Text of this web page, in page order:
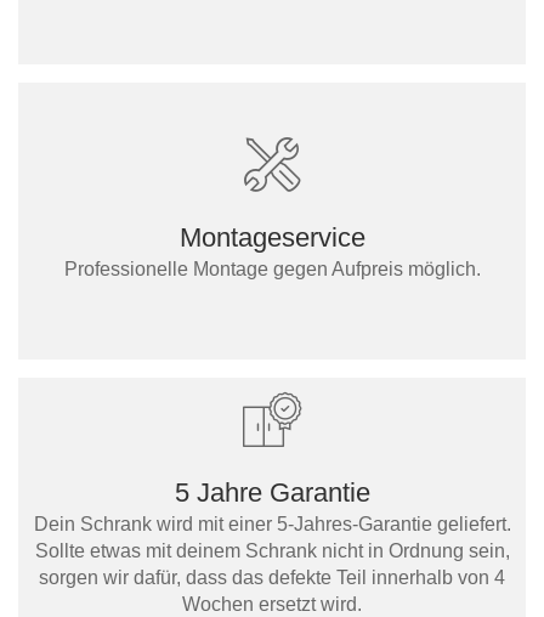
Montageservice
Professionelle Montage gegen Aufpreis möglich.
5 Jahre Garantie
Dein Schrank wird mit einer 5-Jahres-Garantie geliefert.
Sollte etwas mit deinem Schrank nicht in Ordnung sein,
sorgen wir dafür, dass das defekte Teil innerhalb von 4
Wochen ersetzt wird.